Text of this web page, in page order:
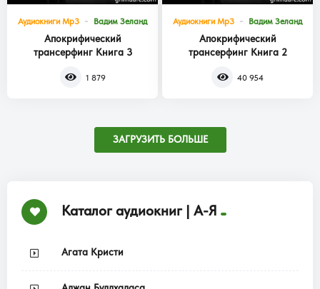
Аудиокниги Mp3 Вадим Зеланд
Апокрифический
трансерфинг Книга 3
1 879
Аудиокниги Mp3 Вадим Зеланд
Апокрифический
трансерфинг Книга 2
40 954
ЗАГРУЗИТЬ БОЛЬШЕ
Каталог аудиокниг | А-Я
Агата Кристи